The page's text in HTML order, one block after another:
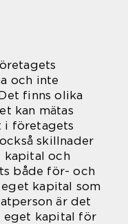
och inte
finns olika
kan mätas
företagets
skillnader
kapital och
både för- och
kapital som
är det
kapital för